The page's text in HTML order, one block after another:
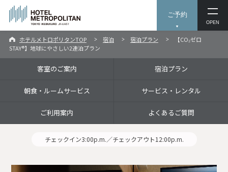
ご予約
OPEN
ホテルメトロポリタンTOP 宿泊 宿泊プラン
【CO₂ゼロ
STAY®】地球にやさしい2連泊プラン
客室のご案内 宿泊プラン
朝食・ルームサービス サービス・レンタル
ご利用案内 よくあるご質問
チェックイン3:00p.m.／チェックアウト12:00p.m.